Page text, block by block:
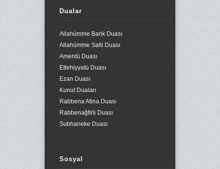
Dualar
Allahümme Barik Duası
Allahümme Salli Duası
Amentü Duası
Ettehiyyatü Duası
Ezan Duası
Kunut Duaları
Rabbena Atina Duası
Rabbenağfirli Duası
Subhaneke Duası
Sosyal